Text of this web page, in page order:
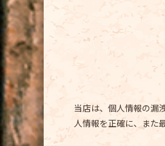
当店は、個人情報の漏
人情報を正確に、また